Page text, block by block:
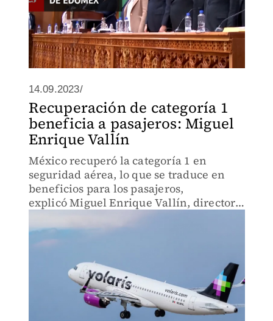
14.09.2023/
Recuperación de categoría 1
beneficia a pasajeros: Miguel
Enrique Vallín
México recuperó la categoría 1 en
seguridad aérea, lo que se traduce en
beneficios para los pasajeros,
explicó Miguel Enrique Vallín, director
general de la Agencia Federal de
Aviación Civil (AFAC).